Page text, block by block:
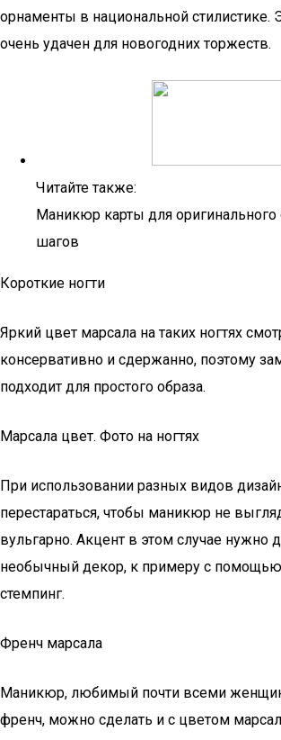
орнаменты в национальной стилистике.
очень удачен для новогодних торжеств.
Читайте также:
Маникюр карты для оригинального
шагов
Короткие ногти
Яркий цвет марсала на таких ногтях
консервативно и сдержанно, поэтому
подходит для простого образа.
Марсала цвет. Фото на ногтях
При использовании разных видов
перестараться, чтобы маникюр не
вульгарно. Акцент в этом случае нужно
необычный декор, к примеру с помощью
стемпинг.
Френч марсала
Маникюр, любимый почти всеми
френч, можно сделать и с цветом